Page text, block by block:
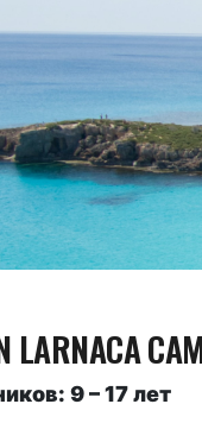
LARNACA
9 – 17 лет